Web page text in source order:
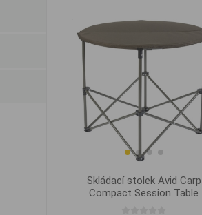
Skládací stolek Avid Carp
Compact Session Table